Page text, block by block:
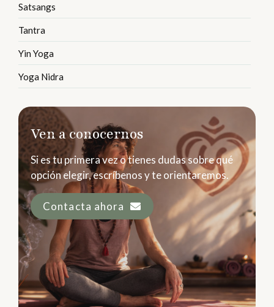
Satsangs
Tantra
Yin Yoga
Yoga Nidra
Ven a conocernos
Si es tu primera vez o tienes dudas sobre qué
opción elegir, escríbenos y te orientaremos.
Contacta ahora